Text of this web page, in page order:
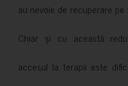
au nevoie de recuperare
Chiar și cu această
accesul la terapii este